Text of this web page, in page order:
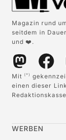
Magazin rund
seitdem in
und ❤️.
Mit (*)
einen dieser
WERBEN